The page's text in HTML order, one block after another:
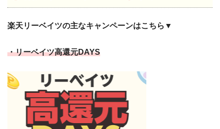
楽天リーベイツの主なキャンペーンはこちら▼
・リーベイツ高還元DAYS